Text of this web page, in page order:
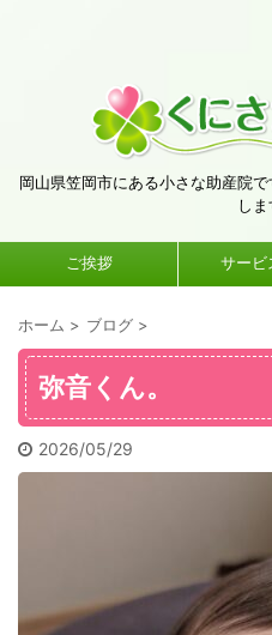
岡山県笠岡市にある小さな助産院
しま
ご挨拶 サービ
ホーム > ブログ >
弥音くん。
2026/05/29